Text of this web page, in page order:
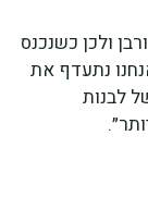
ולכן כשנכנס
נתעדף את
לבנות